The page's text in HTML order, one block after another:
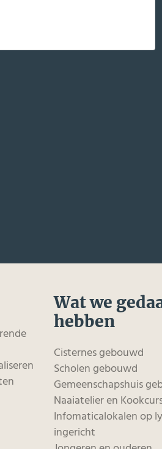
Wat we
hebben
Cisternes gebouwd
Scholen gebouwd
Gemeenschapshuis
Naaiatelier en
Infomaticalokalen op
ingericht